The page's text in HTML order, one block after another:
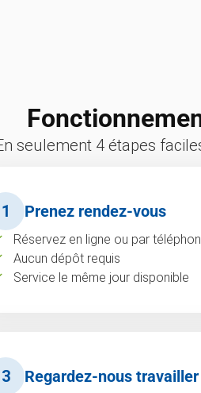
seulement 4 étapes
1 Prenez rendez-vous
Réservez en ligne ou par
Aucun dépôt requis
Service le même jour disponible
3 Regardez-nous travailler